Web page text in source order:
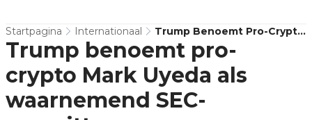
Startpagina Internationaal
Trump Benoemt Pro-Crypto
Mark Uyeda Als
Waarnemend SEC-
Voorzitter
Trump benoemt pro-
crypto Mark Uyeda als
waarnemend SEC-